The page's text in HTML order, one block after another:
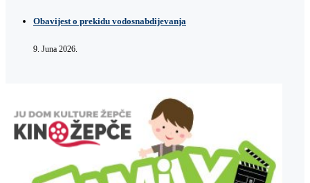
Obavijest o prekidu vodosnabdijevanja
9. Juna 2026.